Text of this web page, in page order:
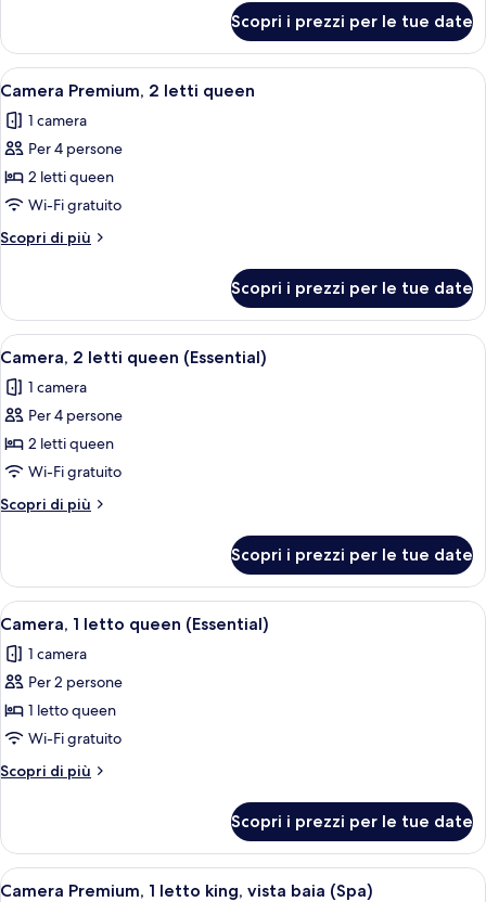
king,
vista
baia
Premium,
letto
vista
baia
Scopri i prezzi per le tue date
Apri
tutte
le
foto
per
Camera
Premium,
2
queen
Un giradischi con un disco in vinile,
11
Camera Premium, 2 letti queen
1 camera
Per 4 persone
2 letti queen
Wi-Fi gratuito
Scopri di più
Altri
Premium,
letti
Scopri i prezzi per le tue date
Apri
tutte
le
foto
per
Camera,
2
letti
(Essential)
Un giradischi con un disco in vinile,
9
Camera, 2 letti queen (Essential)
1 camera
Per 4 persone
2 letti queen
Wi-Fi gratuito
Scopri di più
Altri
2
letti
queen
Scopri i prezzi per le tue date
Apri
tutte
le
foto
per
Camera,
1
letto
(Essential)
Un giradischi con un disco in vinile,
5
Camera, 1 letto queen (Essential)
1 camera
Per 2 persone
1 letto queen
Wi-Fi gratuito
Scopri di più
Altri
1
letto
queen
Scopri i prezzi per le tue date
Apri
Un giradischi con un disco in vinile,
6
Camera Premium, 1 letto king, vista baia (Spa)